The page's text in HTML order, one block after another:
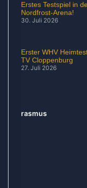
Erstes Testspiel in
Nordfrost-Arena!
30. Juli 2026
Erster WHV
TV Cloppenburg
27. Juli 2026
rasmus